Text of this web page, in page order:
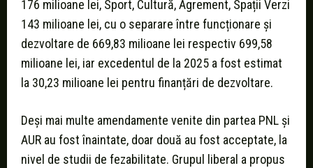
176 milioane lei, Sport, Cultură, Agrement, Spații Verzi
143 milioane lei, cu o separare între funcționare și
dezvoltare de 669,83 milioane lei respectiv 699,58
milioane lei, iar excedentul de la 2025 a fost estimat
la 30,23 milioane lei pentru finanțări de dezvoltare.
Deși mai multe amendamente venite din partea PNL și
AUR au fost înaintate, doar două au fost acceptate, la
nivel de studii de fezabilitate. Grupul liberal a propus